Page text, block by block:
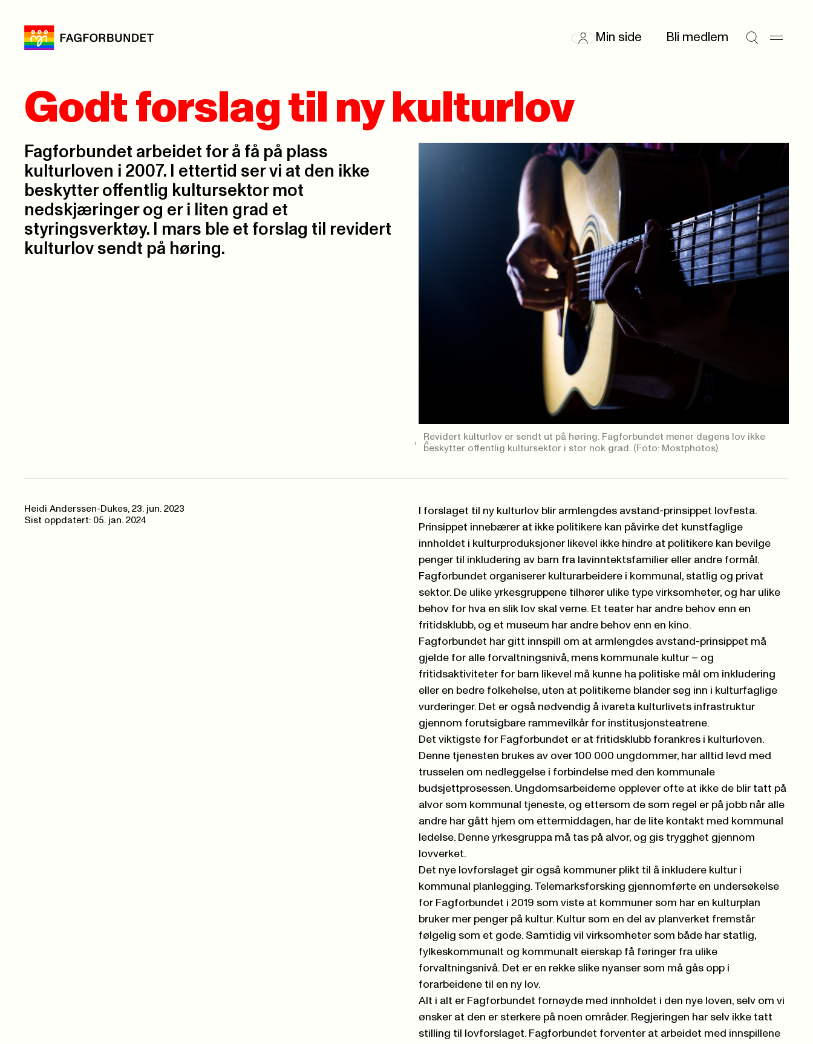
Min side Bli medlem
Godt forslag til ny kulturlov
Fagforbundet arbeidet for å få på plass
kulturloven i 2007. I ettertid ser vi at den ikke
beskytter offentlig kultursektor mot
nedskjæringer og er i liten grad et
styringsverktøy. I mars ble et forslag til revidert
kulturlov sendt på høring.
Revidert kulturlov er sendt ut på høring. Fagforbundet mener dagens lov ikke
beskytter offentlig kultursektor i stor nok grad. (Foto: Mostphotos)
Heidi Anderssen-Dukes, 23. jun. 2023
Sist oppdatert: 05. jan. 2024
I forslaget til ny kulturlov blir armlengdes avstand-prinsippet lovfesta.
Prinsippet innebærer at ikke politikere kan påvirke det kunstfaglige
innholdet i kulturproduksjoner likevel ikke hindre at politikere kan bevilge
penger til inkludering av barn fra lavinntektsfamilier eller andre formål.
Fagforbundet organiserer kulturarbeidere i kommunal, statlig og privat
sektor. De ulike yrkesgruppene tilhører ulike type virksomheter, og har ulike
behov for hva en slik lov skal verne. Et teater har andre behov enn en
fritidsklubb, og et museum har andre behov enn en kino.
Fagforbundet har gitt innspill om at armlengdes avstand-prinsippet må
gjelde for alle forvaltningsnivå, mens kommunale kultur – og
fritidsaktiviteter for barn likevel må kunne ha politiske mål om inkludering
eller en bedre folkehelse, uten at politikerne blander seg inn i kulturfaglige
vurderinger. Det er også nødvendig å ivareta kulturlivets infrastruktur
gjennom forutsigbare rammevilkår for institusjonsteatrene.
Det viktigste for Fagforbundet er at fritidsklubb forankres i kulturloven.
Denne tjenesten brukes av over 100 000 ungdommer, har alltid levd med
trusselen om nedleggelse i forbindelse med den kommunale
budsjettprosessen. Ungdomsarbeiderne opplever ofte at ikke de blir tatt på
alvor som kommunal tjeneste, og ettersom de som regel er på jobb når alle
andre har gått hjem om ettermiddagen, har de lite kontakt med kommunal
ledelse. Denne yrkesgruppa må tas på alvor, og gis trygghet gjennom
lovverket.
Det nye lovforslaget gir også kommuner plikt til å inkludere kultur i
kommunal planlegging. Telemarksforsking gjennomførte en undersøkelse
for Fagforbundet i 2019 som viste at kommuner som har en kulturplan
bruker mer penger på kultur. Kultur som en del av planverket fremstår
følgelig som et gode. Samtidig vil virksomheter som både har statlig,
fylkeskommunalt og kommunalt eierskap få føringer fra ulike
forvaltningsnivå. Det er en rekke slike nyanser som må gås opp i
forarbeidene til en ny lov.
Alt i alt er Fagforbundet fornøyde med innholdet i den nye loven, selv om vi
ønsker at den er sterkere på noen områder. Regjeringen har selv ikke tatt
stilling til lovforslaget. Fagforbundet forventer at arbeidet med innspillene